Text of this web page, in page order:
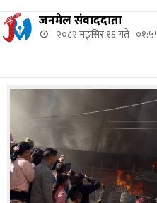
जनमेल संवाददाता
२०८२ मङ्सिर १६ गते